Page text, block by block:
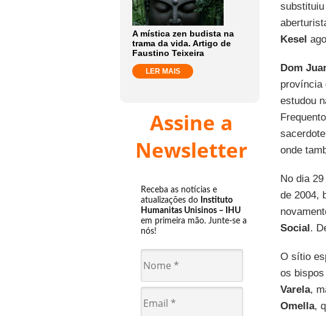
A mística zen budista na
trama da vida. Artigo de
Faustino Teixeira
LER MAIS
Assine a
Newsletter
Receba as notícias e
atualizações do Instituto
Humanitas Unisinos – IHU
em primeira mão. Junte-se a
nós!
substituiu
Kesel
Dom
província
estudou
onde
No dia
de 2004,
Social.
O sítio
os
Varela,
Omella,